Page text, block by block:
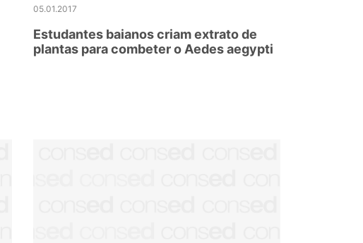
05.01.2017
Estudantes baianos criam extrato de
plantas para combeter o Aedes aegypti